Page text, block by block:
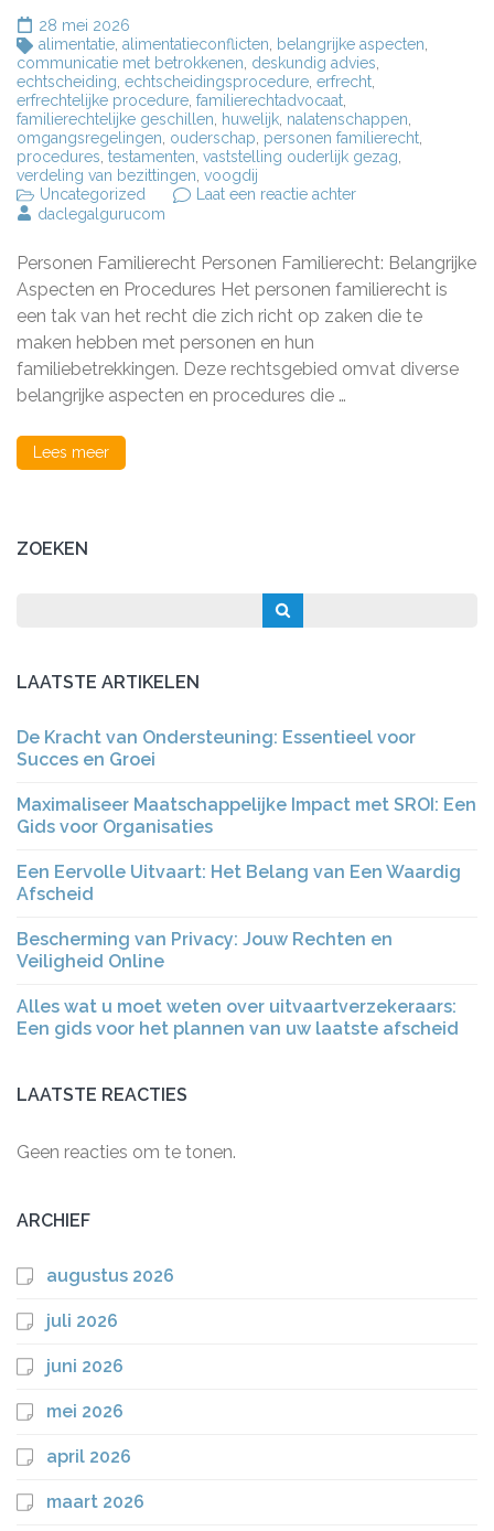
28 mei 2026
alimentatie, alimentatieconflicten, belangrijke aspecten,
communicatie met betrokkenen, deskundig advies,
echtscheiding, echtscheidingsprocedure, erfrecht,
erfrechtelijke procedure, familierechtadvocaat,
familierechtelijke geschillen, huwelijk, nalatenschappen,
omgangsregelingen, ouderschap, personen familierecht,
procedures, testamenten, vaststelling ouderlijk gezag,
verdeling van bezittingen, voogdij
Uncategorized
Laat een reactie achterop
Personen
Familierecht:
Overzicht
Belangrijke
Juridische
daclegalgurucom
Personen Familierecht Personen Familierecht: Belangrijke
Aspecten en Procedures Het personen familierecht is
een tak van het recht die zich richt op zaken die te
maken hebben met personen en hun
familiebetrekkingen. Deze rechtsgebied omvat diverse
belangrijke aspecten en procedures die …
Lees meer
ZOEKEN
LAATSTE ARTIKELEN
De Kracht van Ondersteuning: Essentieel voor
Succes en Groei
Maximaliseer Maatschappelijke Impact met SROI: Een
Gids voor Organisaties
Een Eervolle Uitvaart: Het Belang van Een Waardig
Afscheid
Bescherming van Privacy: Jouw Rechten en
Veiligheid Online
Alles wat u moet weten over uitvaartverzekeraars:
Een gids voor het plannen van uw laatste afscheid
LAATSTE REACTIES
Geen reacties om te tonen.
ARCHIEF
augustus 2026
juli 2026
juni 2026
mei 2026
april 2026
maart 2026